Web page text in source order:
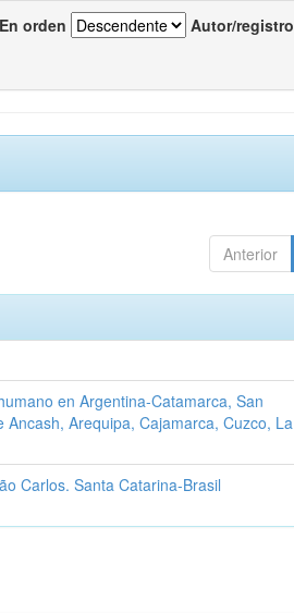
En orden Autor/registro
Anterior
en Argentina-Catamarca, San
Arequipa, Cajamarca, Cuzco, La
Carlos. Santa Catarina-Brasil